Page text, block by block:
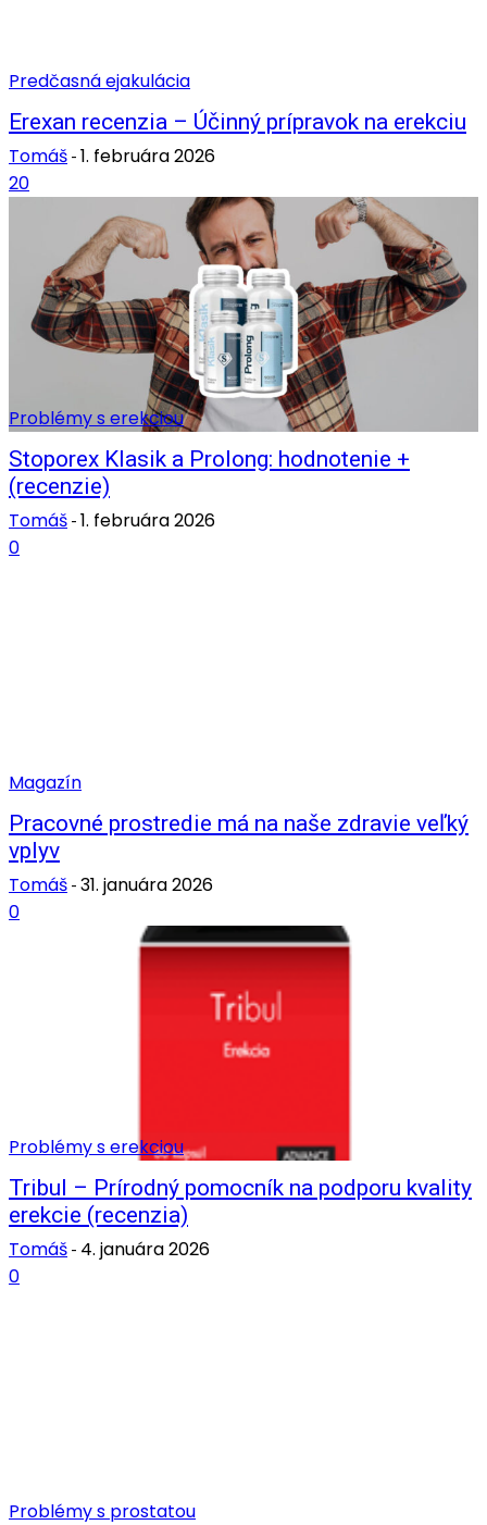
Predčasná ejakulácia
Erexan recenzia – Účinný prípravok na erekciu
Tomáš - 1. februára 2026
20
Problémy s erekciou
Stoporex Klasik a Prolong: hodnotenie +
(recenzie)
Tomáš - 1. februára 2026
0
Magazín
Pracovné prostredie má na naše zdravie veľký
vplyv
Tomáš - 31. januára 2026
0
Problémy s erekciou
Tribul – Prírodný pomocník na podporu kvality
erekcie (recenzia)
Tomáš - 4. januára 2026
0
Problémy s prostatou